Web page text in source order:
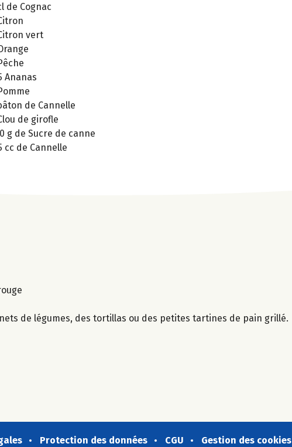
de Cognac
vert
Ananas
de Cannelle
de girofle
g de Sucre de canne
cc de Cannelle
de légumes, des tortillas ou des petites tartines de pain grillé.
Protection des données CGU Gestion des cookies